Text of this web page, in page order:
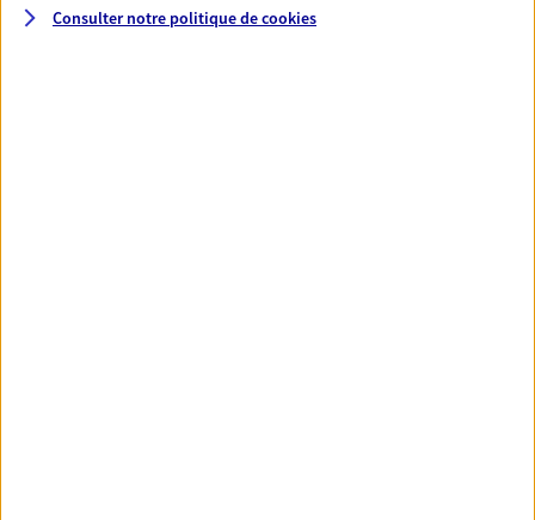
Consulter notre politique decookies